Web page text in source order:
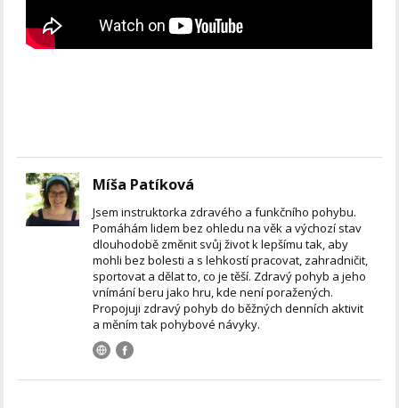
Míša Patíková
Jsem instruktorka zdravého a funkčního pohybu.
Pomáhám lidem bez ohledu na věk a výchozí stav
dlouhodobě změnit svůj život k lepšímu tak, aby
mohli bez bolesti a s lehkostí pracovat, zahradničit,
sportovat a dělat to, co je těší. Zdravý pohyb a jeho
vnímání beru jako hru, kde není poražených.
Propojuji zdravý pohyb do běžných denních aktivit
a měním tak pohybové návyky.